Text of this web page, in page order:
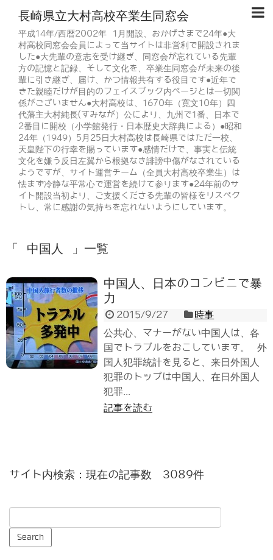
長崎県立大村高校卒業生同窓会
平成14年/西暦2002年 1月開設、おかげさまで24年●大
村高校同窓会会員によって当サイトは非営利で開設されま
した●大先輩の意志を受け継ぎ、同窓会が忘れている先輩
方の記憶と記録、そして文化を、卒業生同窓会が未来の後
輩に引き継ぎ、届け、かつ情報共有する役目です●近年で
きた親睦だけが目的のフェイスブック内ページとは一切関
係がございません●大村高校は、1670年（寛文10年）四
代藩主大村純長(すみなが）公により、九州で1番、日本で
2番目に開校（小学館発行・日本歴史大辞典による）●昭和
24年（1949）5月25日大村高校は長崎県ではただ一校、
天皇陛下の行幸を賜っています●感情だけで、事実と伝統
文化を嫌う反日左翼から根拠なき誹謗中傷がなされている
ようですが、サイト運営チーム（全員大村高校卒業生）は
怯まず冷静な平常心で運営を続けて参ります●24年前のサ
イト開設当初より、ご支援くださる先輩の皆様をリスペク
トし、常に感謝の気持ちを忘れないようにしています。
「 中国人 」一覧
中国人、日本のコンビニで暴
力
2015/9/27
時事
公共心、マナーがない中国人は、各
国でトラブルをおこしています。 外
国人犯罪統計を見ると、来日外国人
犯罪のトップは中国人、在日外国人
犯罪...
記事を読む
サイト内検索：現在の記事数 3089件